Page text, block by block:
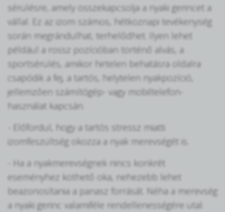
sérülésre, amely összekapcsolja a nyaki gerincet a
vállal. Ez az izom számos, hétköznapi tevékenység
során megrándulhat, terhelődhet. Ilyen lehet
például a rossz pozícióban történő alvás, a
sportsérülés, amikor hirtelen behatásra oldalra
csapódik a fej, a tartós, helytelen nyakpozíció,
jellemzően számítógép- vagy mobiltelefon-
használat kapcsán.
- Előfordul, hogy a tartós stressz miatti
izomfeszültség okozza a nyak merevségét is.
- Ha a nyakmerevségnek nincs konkrét
eseményhez köthető oka, nehezebb lehet
beazonosítania a panasz forrását. Néha a merevség
a nyaki gerinc valamiféle rendellenességére utal.